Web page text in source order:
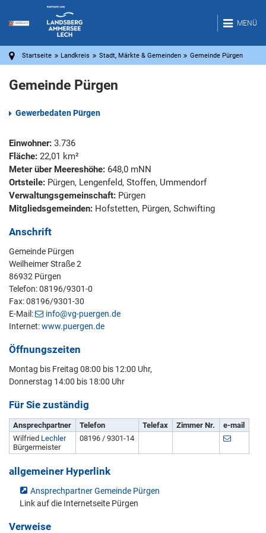
MENÜ
Startseite Landkreis Stadt, Märkte & Gemeinden Gemeinde Pürgen
Gemeinde Pürgen
Gewerbedaten Pürgen
Einwohner:3.736
Fläche:22,01 km²
Meter über Meereshöhe:648,0 mNN
Ortsteile:Pürgen, Lengenfeld, Stoffen, Ummendorf
Verwaltungsgemeinschaft:Pürgen
Mitgliedsgemeinden:Hofstetten, Pürgen, Schwifting
Anschrift
Gemeinde Pürgen
Weilheimer Straße 2
86932 Pürgen
Telefon: 08196/9301-0
Fax: 08196/9301-30
E-Mail:
info@vg-puergen.de
Internet:www.puergen.de
Öffnungszeiten
Montag bis Freitag 08:00 bis 12:00 Uhr,
Donnerstag 14:00 bis 18:00 Uhr
Für Sie zuständig
Ansprechpartner Telefon Telefax Zimmer Nr.
e-mail
Wilfried Lechler
Bürgermeister
08196 / 9301-14
allgemeiner Hyperlink
Ansprechpartner Gemeinde Pürgen
Link auf die Internetseite Pürgen
Verweise